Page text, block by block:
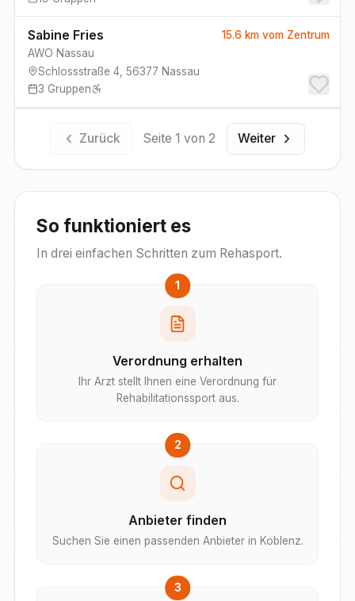
Sabine Fries
AWO Nassau
Schlossstraße 4 56377 Nassau
3 Gruppen
15.6 kmvom Zentrum
Zurück Seite 1 von 2 Weiter
So funktioniert es
In drei einfachen Schritten zum Rehasport.
1
Verordnung erhalten
Ihr Arzt stellt Ihnen eine Verordnung für
Rehabilitationssport aus.
2
Anbieter finden
Suchen Sie einen passenden Anbieter in Koblenz.
3